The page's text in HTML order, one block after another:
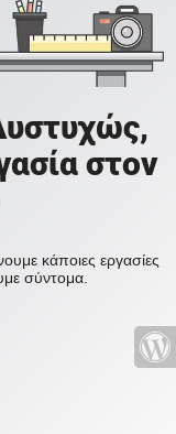
στον
κάποιες εργασίες
σύντομα.